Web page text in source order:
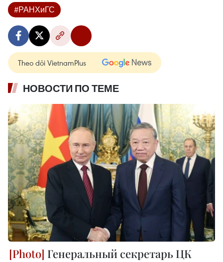
#РАНХиГС
Theo dõi VietnamPlus
НОВОСТИ ПО ТЕМЕ
Генеральный секретарь ЦК